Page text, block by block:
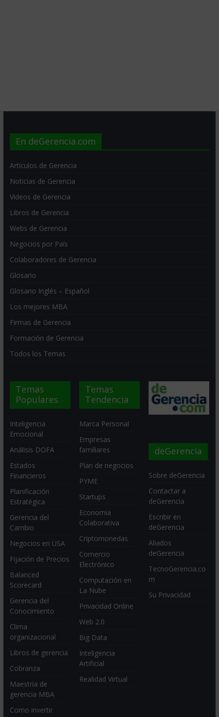
En deGerencia.com
Artículos de Gerencia
Noticias de Gerencia
Videos de Gerencia
Libros de Gerencia
Webs de Gerencia
Negocios por País
Colaboradores de Gerencia
Glosario
Glosario Inglés – Español
Los mejores MBA
Firmas de Gerencia
Formación de Gerencia
Todos los Temas
Temas
Populares
Inteligencia
Emocional
Análisis DOFA
Estados
Financieros
Planificación
Estratégica
Gerencia del
Cambio
Negocios en USA
Fijación de Precios
Balanced
Scorecard
Gerencia del
Conocimiento
Clima
organizacional
Libros de gerencia
Cobranza
Maestría de
gerencia MBA
Como invertir
Temas
Tendencia
Marca Personal
Empresas
familiares
Plan de negocios
PYME
Startups
Economia
Colaborativa
Criptomonedas
Comercio
Electrónico
Computación en
La Nube
Privacidad Online
Web 2.0
Big Data
Inteligencia
Artificial
Realidad Virtual
deGerencia
Sobre deGerencia
Contactar a
deGerencia
Escribir en
deGerencia
Aliados
deGerencia
TecnoGerencia.co
m
Su Privacidad